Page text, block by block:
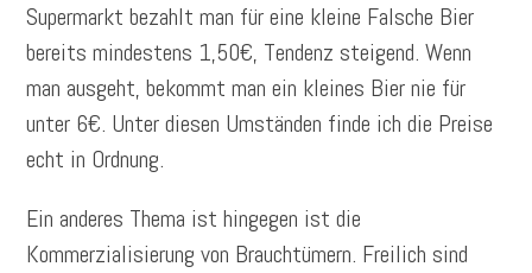
Supermarkt bezahlt man für eine kleine Falsche Bier
bereits mindestens 1,50€, Tendenz steigend. Wenn
man ausgeht, bekommt man ein kleines Bier nie für
unter 6€. Unter diesen Umständen finde ich die Preise
echt in Ordnung.
Ein anderes Thema ist hingegen ist die
Kommerzialisierung von Brauchtümern. Freilich sind